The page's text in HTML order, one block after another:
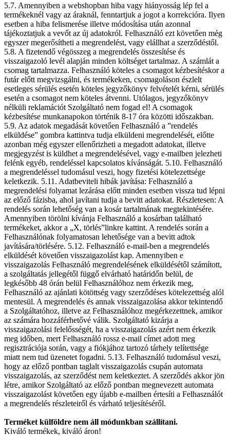
5.7. Amennyiben a webshopban hiba vagy hiányosság lép fel a
termékeknél vagy az áraknál, fenntartjuk a jogot a korrekcióra. Ilyen
esetben a hiba felismerése illetve módosítása után azonnal
tájékoztatjuk a vevőt az új adatokról. Felhasználó ezt követően még
egyszer megerősítheti a megrendelést, vagy elállhat a szerződéstől.
5.8. A fizetendő végösszeg a megrendelés összesítése és
visszaigazoló levél alapján minden költséget tartalmaz. A számlát a
csomag tartalmazza. Felhasználó köteles a csomagot kézbesítéskor a
futár előtt megvizsgálni, és termékeken, csomagoláson észlelt
esetleges sérülés esetén köteles jegyzőkönyv felvételét kérni, sérülés
esetén a csomagot nem köteles átvenni. Utólagos, jegyzőkönyv
nélküli reklamációt Szolgáltató nem fogad el! A csomagok
kézbesítése munkanapokon történik 8-17 óra közötti időszakban.
5.9. Az adatok megadását követően Felhasználó a ”rendelés
elküldése” gombra kattintva tudja elküldeni megrendelését, előtte
azonban még egyszer ellenőrizheti a megadott adatokat, illetve
megjegyzést is küldhet a megrendelésével, vagy e-mailben jelezheti
felénk egyéb, rendeléssel kapcsolatos kívánságát. 5.10. Felhasználó
a megrendeléssel tudomásul veszi, hogy fizetési kötelezettsége
keletkezik. 5.11. Adatbeviteli hibák javítása: Felhasználó a
megrendelési folyamat lezárása előtt minden esetben vissza tud lépni
az előző fázisba, ahol javítani tudja a bevitt adatokat. Részletesen: A
rendelés során lehetőség van a kosár tartalmának megtekintésére.
Amennyiben törölni kívánja Felhasználó a kosárban található
termékeket, akkor a „X, törlés”linkre kattint. A rendelés során a
Felhasználónak folyamatosan lehetősége van a bevitt adtok
javítására/törlésére. 5.12. Felhasználó e-mail-ben a megrendelés
elküldését követően visszaigazolást kap. Amennyiben e
visszaigazolás Felhasználó megrendelésének elküldésétől számított,
a szolgáltatás jellegétől függő elvárható határidőn belül, de
legkésőbb 48 órán belül Felhasználóhoz nem érkezik meg,
Felhasználó az ajánlati kötöttség vagy szerződéses kötelezettség alól
mentesül. A megrendelés és annak visszaigazolása akkor tekintendő
a Szolgáltatóhoz, illetve az Felhasználóhoz megérkezettnek, amikor
az számára hozzáférhetővé válik. Szolgáltató kizárja a
visszaigazolási felelősségét, ha a visszaigazolás azért nem érkezik
meg időben, mert Felhasználó rossz e-mail címet adott meg
regisztrációja során, vagy a fiókjához tartozó tárhely telítettsége
miatt nem tud üzenetet fogadni. 5.13. Felhasználó tudomásul veszi,
hogy az előző pontban taglalt visszaigazolás csupán automata
visszaigazolás, az szerződést nem keletkeztet. A szerződés akkor jön
létre, amikor Szolgáltató az előző pontban megnevezett automata
visszaigazolást követően egy újabb e-mailben értesíti a Felhasználót
a megrendelés részleteiről és várható teljesítéséről.
Terméket külföldre nem áll módunkban szállítani.
Kiváló termékek, kiváló áron!